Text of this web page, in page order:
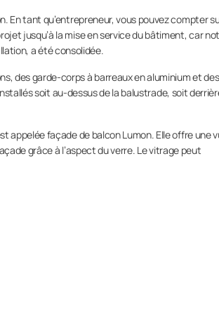
En tant qu’entrepreneur, vous pouvez compter
jusqu’à la mise en service du bâtiment, car
a été consolidée.
des garde-corps à barreaux en aluminium et des
soit au-dessus de la balustrade, soit
appelée façade de balcon Lumon. Elle offre une
grâce à l’aspect du verre. Le vitrage peut